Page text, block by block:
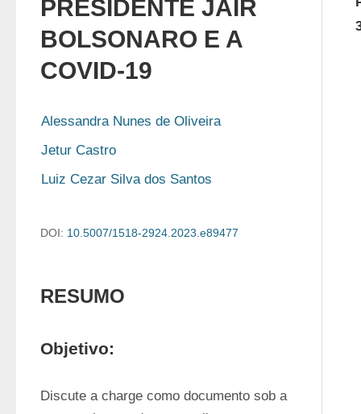
PRESIDENTE JAIR
BOLSONARO E A
COVID-19
Alessandra Nunes de Oliveira
Jetur Castro
Luiz Cezar Silva dos Santos
DOI: 10.5007/1518-2924.2023.e89477
RESUMO
Objetivo:
Discute a charge como documento sob a